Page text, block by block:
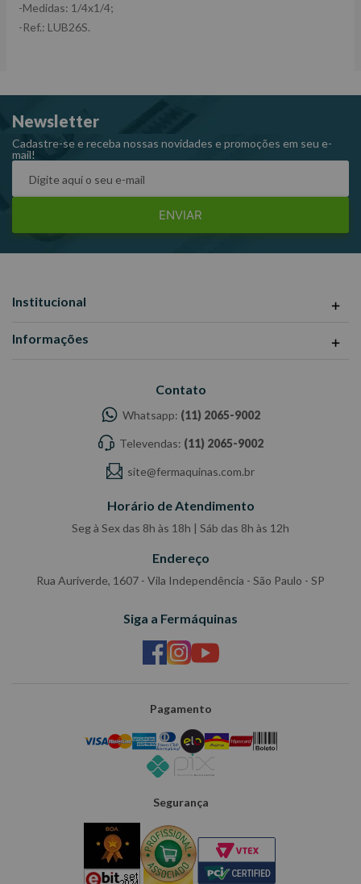
-Medidas: 1/4x1/4;
-Ref.: LUB26S.
Newsletter
Cadastre-se e receba nossas novidades e promoções em seu e-
mail!
ENVIAR
Institucional
Informações
Contato
Whatsapp: (11) 2065-9002
Televendas: (11) 2065-9002
site@fermaquinas.com.br
Horário de Atendimento
Seg à Sex das 8h às 18h | Sáb das 8h às 12h
Endereço
Rua Auriverde, 1607 - Vila Independência - São Paulo - SP
Siga a Fermáquinas
Pagamento
Segurança